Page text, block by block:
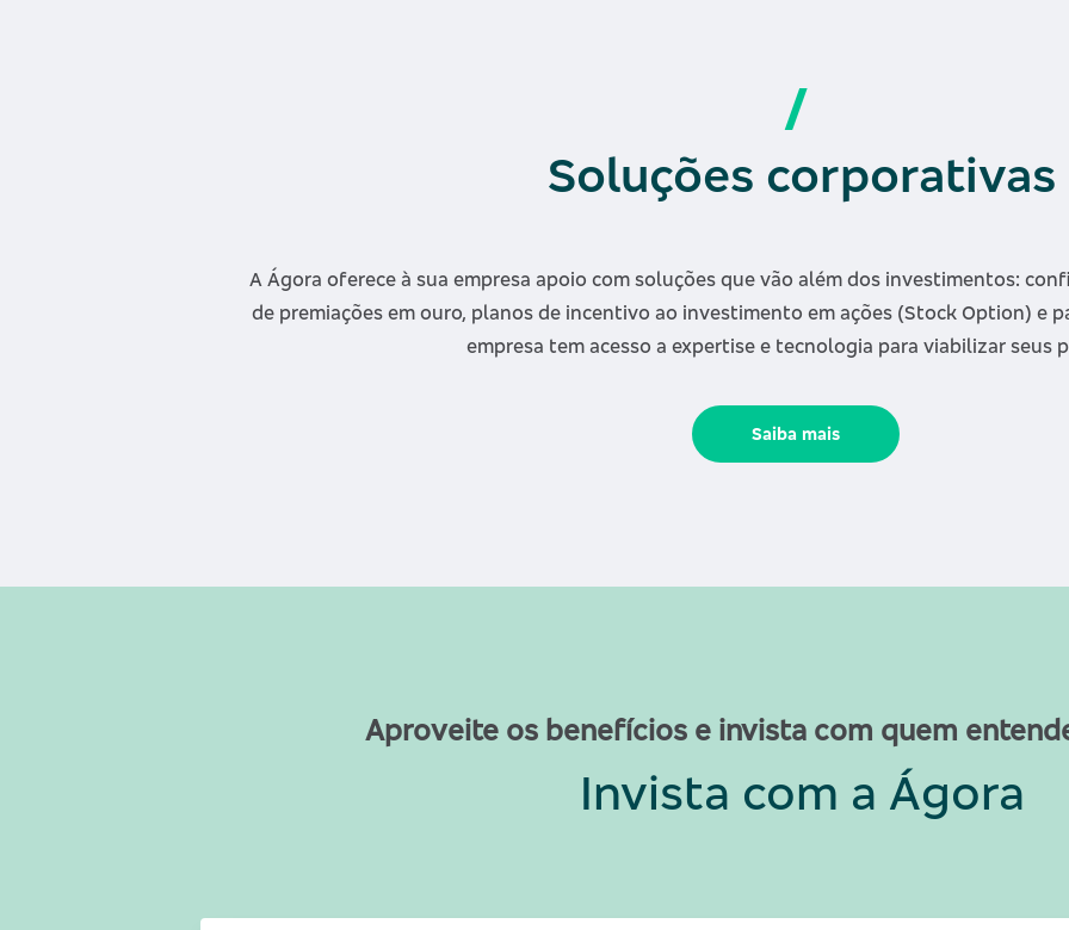
/
Soluções corporativas
A Ágora oferece à sua empresa apoio com soluções que vão além dos investimentos:
de premiações em ouro, planos de incentivo ao investimento em ações (Stock Option) e
empresa tem acesso a expertise e tecnologia para viabilizar seus
Saiba mais